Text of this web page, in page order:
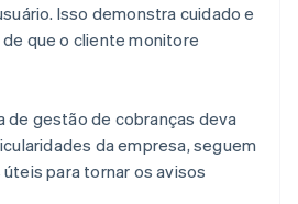
Isso demonstra cuidado e
que o cliente monitore
de gestão de cobranças deva
da empresa, seguem
para tornar os avisos